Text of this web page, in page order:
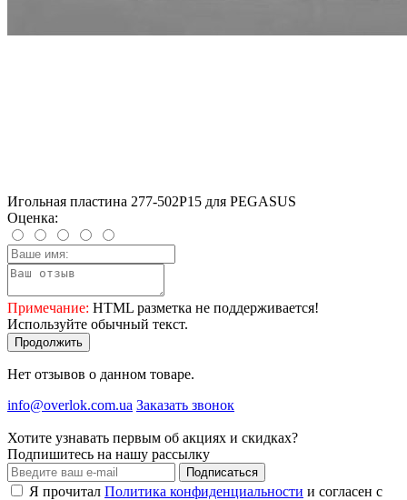
Игольная пластина 277-502P15 для PEGASUS
Оценка:
Примечание: HTML разметка не поддерживается!
Используйте обычный текст.
Продолжить
Нет отзывов о данном товаре.
info@overlok.com.ua Заказать звонок
Хотите узнавать первым об акциях и скидках?
Подпишитесь на нашу рассылку
Подписаться
Я прочитал Политика конфиденциальности и согласен с